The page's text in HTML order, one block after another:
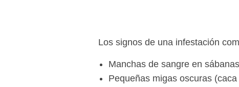
Los signos de una infestación
Manchas de sangre en
Pequeñas migas oscuras